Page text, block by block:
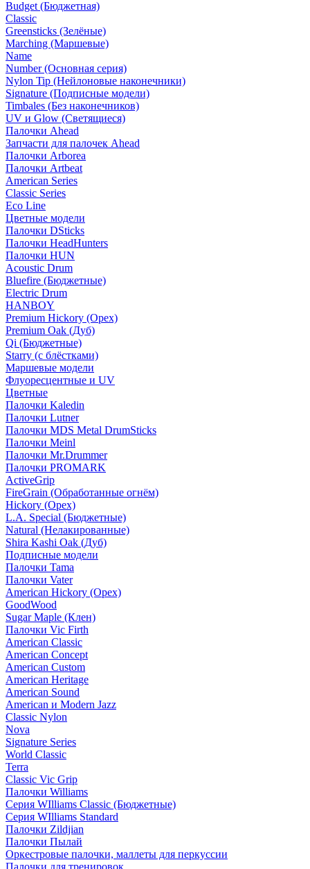
Budget (Бюджетная)
Classic
Greensticks (Зелёные)
Marching (Маршевые)
Name
Number (Основная серия)
Nylon Tip (Нейлоновые наконечники)
Signature (Подписные модели)
Timbales (Без наконечников)
UV и Glow (Светящиеся)
Палочки Ahead
Запчасти для палочек Ahead
Палочки Arborea
Палочки Artbeat
American Series
Classic Series
Eco Line
Цветные модели
Палочки DSticks
Палочки HeadHunters
Палочки HUN
Acoustic Drum
Bluefire (Бюджетные)
Electric Drum
HANBOY
Premium Hickory (Орех)
Premium Oak (Дуб)
Qi (Бюджетные)
Starry (с блёстками)
Маршевые модели
Флуоресцентные и UV
Цветные
Палочки Kaledin
Палочки Lutner
Палочки MDS Metal DrumSticks
Палочки Meinl
Палочки Mr.Drummer
Палочки PROMARK
ActiveGrip
FireGrain (Обработанные огнём)
Hickory (Орех)
L.A. Special (Бюджетные)
Natural (Нелакированные)
Shira Kashi Oak (Дуб)
Подписные модели
Палочки Tama
Палочки Vater
American Hickory (Орех)
GoodWood
Sugar Maple (Клен)
Палочки Vic Firth
American Classic
American Concept
American Custom
American Heritage
American Sound
American и Modern Jazz
Classic Nylon
Nova
Signature Series
World Classic
Terra
Classic Vic Grip
Палочки Williams
Серия WIlliams Classic (Бюджетные)
Серия WIlliams Standard
Палочки Zildjian
Палочки Пылай
Оркестровые палочки, маллеты для перкуссии
Палочки для тренировок